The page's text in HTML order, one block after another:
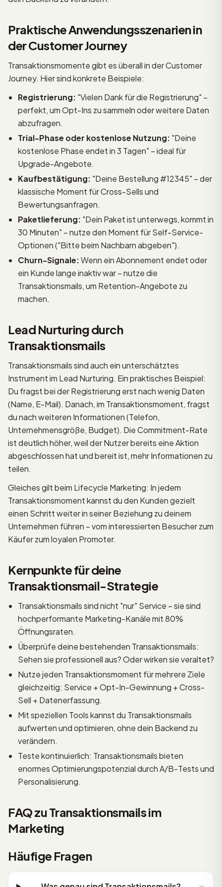
Praktische Anwendungsszenarien in
der Customer Journey
Transaktionsmomente gibt es überall in der Customer
Journey. Hier sind konkrete Beispiele:
Registrierung: "Vielen Dank für die Registrierung" –
perfekt, um Opt-Ins zu sammeln oder weitere Daten
abzufragen.
Trial-Phase oder kostenlose Nutzung: "Deine
kostenlose Phase endet in 3 Tagen" – ideal für
Upgrade-Angebote.
Kaufbestätigung: "Deine Bestellung #12345" – der
klassische Moment für Cross-Sells und
Bewertungsanfragen.
Paketlieferung: "Dein Paket ist unterwegs, kommt in
30 Minuten" – nutze den Moment für Self-Service-
Optionen ("Bitte beim Nachbarn abgeben").
Churn-Signale:Wenn ein Abonnement endet oder
ein Kunde lange inaktiv war – nutze die
Transaktionsmails, um Retention-Angebote zu
machen.
Lead Nurturing durch
Transaktionsmails
Transaktionsmails sind auch ein unterschätztes
Instrument im Lead Nurturing. Ein praktisches Beispiel:
Du fragst bei der Registrierung erst nach wenig Daten
(Name, E-Mail). Danach, im Transaktionsmoment, fragst
du nach weiteren Informationen (Telefon,
Unternehmensgröße, Budget). Die Commitment-Rate
ist deutlich höher, weil der Nutzer bereits eine Aktion
abgeschlossen hat und bereit ist, mehr Informationen zu
teilen.
Gleiches gilt beim Lifecycle Marketing: In jedem
Transaktionsmoment kannst du den Kunden gezielt
einen Schritt weiter in seiner Beziehung zu deinem
Unternehmen führen – vom interessierten Besucher zum
Käufer zum loyalen Promoter.
Kernpunkte für deine
Transaktionsmail-Strategie
Transaktionsmails sind nicht "nur" Service – sie sind
hochperformante Marketing-Kanäle mit 80%
Öffnungsraten.
Überprüfe deine bestehenden Transaktionsmails:
Sehen sie professionell aus? Oder wirken sie veraltet?
Nutze jeden Transaktionsmoment für mehrere Ziele
gleichzeitig: Service + Opt-In-Gewinnung + Cross-
Sell + Datenerfassung.
Mit speziellen Tools kannst du Transaktionsmails
aufwerten und optimieren, ohne dein Backend zu
verändern.
Teste kontinuierlich: Transaktionsmails bieten
enormes Optimierungspotenzial durch A/B-Tests und
Personalisierung.
FAQ zu Transaktionsmails im
Marketing
Häufige Fragen